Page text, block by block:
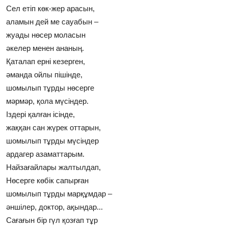
Сел етiп көк-жер арасын,
аламын дей ме сауабын –
жуады нөсер моласын
әкелер менен ананың.
Қаталап ернi кезерген,
әманда ойлы пiшiнде,
шомылып тұрды нөсерге
мәрмәр, қола мүсiндер.
Iздерi қалған iсiнде,
жаққан сан жүрек оттарын,
шомылып тұрды мүсiндер
ардагер азаматтарым.
Найзағайлары жалтылдап,
Нөсерге көбiк сапырған
шомылып тұрды марқұмдар –
әншiлер, доктор, ақындар...
Сағағын бiр гүл қозғап тұр